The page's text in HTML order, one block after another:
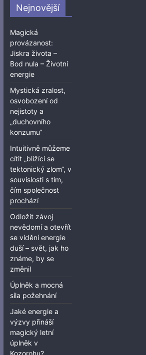
Nejnovější
Magická
provázanost:
Jiskra života –
Bod nula – Životní
energie
Mystická zralost,
osvobození od
nejistoty a
„duchovního
konzumu“
Intuitivně můžeme
cítit „blížící se
tektonický zlom“, v
souvislosti s tím,
čím společnost
prochází
Odložit závoj
nevědomí a otevřít
se vidění energie
duší – svět, jak ho
známe, by se
změnil
Úplněk a mocná
síla požehnání
Jaké energie a
výzvy přináší
magický letní
úplněk v
Kozorohu?